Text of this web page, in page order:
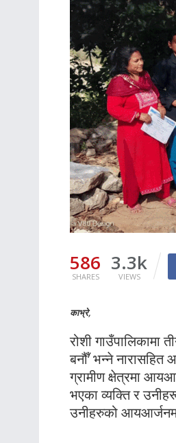
586
SHARES
3.3k
VIEWS
काभ्रे,
रोशी गाउँपालिकामा
बनौँ’ भन्ने
ग्रामीण क्षेत्रमा
भएका व्यक्ति र
उनीहरुको